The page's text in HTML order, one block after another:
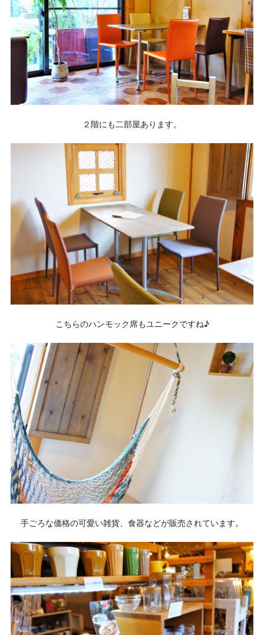
２階にも二部屋あります。
こちらのハンモック席もユニークですね♪
手ごろな価格の可愛い雑貨、食器などが販売されています。